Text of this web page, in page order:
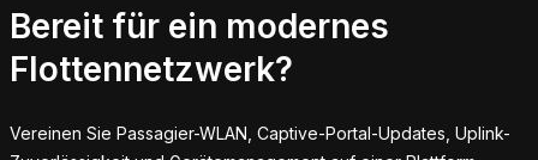
Bereit für ein modernes
Flottennetzwerk?
Vereinen Sie Passagier-WLAN, Captive-Portal-Updates, Uplink-